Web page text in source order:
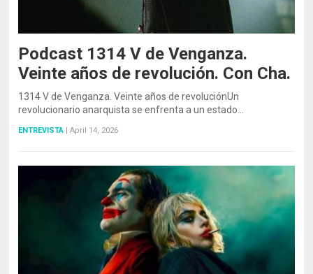
Podcast 1314 V de Venganza.
Veinte años de revolución. Con Cha.
1314 V de Venganza. Veinte años de revoluciónUn
revolucionario anarquista se enfrenta a un estado…
ENTREVISTA April 14, 2026